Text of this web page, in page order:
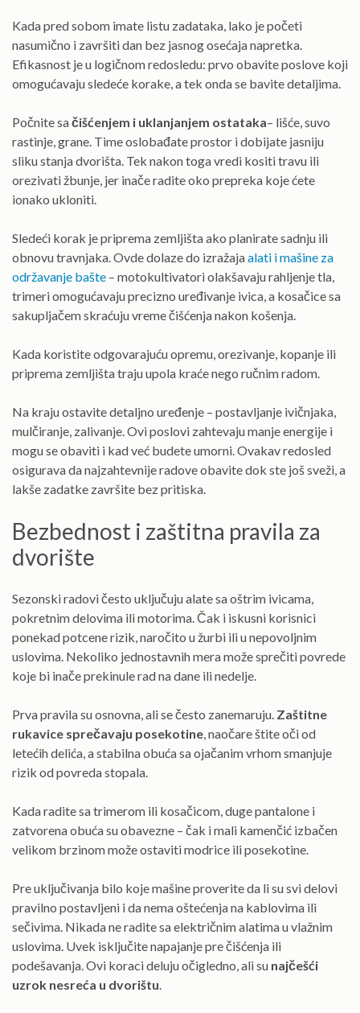
Kada pred sobom imate listu zadataka, lako je početi
nasumično i završiti dan bez jasnog osećaja napretka.
Efikasnost je u logičnom redosledu: prvo obavite poslove koji
omogućavaju sledeće korake, a tek onda se bavite detaljima.
Počnite sačišćenjem i uklanjanjem ostataka– lišće, suvo
rastinje, grane. Time oslobađate prostor i dobijate jasniju
sliku stanja dvorišta. Tek nakon toga vredi kositi travu ili
orezivati žbunje, jer inače radite oko prepreka koje ćete
ionako ukloniti.
Sledeći korak je priprema zemljišta ako planirate sadnju ili
obnovu travnjaka. Ovde dolaze do izražajaalati i mašine za
održavanje bašte – motokultivatori olakšavaju rahljenje tla,
trimeri omogućavaju precizno uređivanje ivica, a kosačice sa
sakupljačem skraćuju vreme čišćenja nakon košenja.
Kada koristite odgovarajuću opremu, orezivanje, kopanje ili
priprema zemljišta traju upola kraće nego ručnim radom.
Na kraju ostavite detaljno uređenje – postavljanje ivičnjaka,
mulčiranje, zalivanje. Ovi poslovi zahtevaju manje energije i
mogu se obaviti i kad već budete umorni. Ovakav redosled
osigurava da najzahtevnije radove obavite dok ste još sveži, a
lakše zadatke završite bez pritiska.
Bezbednost i zaštitna pravila za
dvorište
Sezonski radovi često uključuju alate sa oštrim ivicama,
pokretnim delovima ili motorima. Čak i iskusni korisnici
ponekad potcene rizik, naročito u žurbi ili u nepovoljnim
uslovima. Nekoliko jednostavnih mera može sprečiti povrede
koje bi inače prekinule rad na dane ili nedelje.
Prva pravila su osnovna, ali se često zanemaruju. Zaštitne
rukavice sprečavaju posekotine , naočare štite oči od
letećih delića, a stabilna obuća sa ojačanim vrhom smanjuje
rizik od povreda stopala.
Kada radite sa trimerom ili kosačicom, duge pantalone i
zatvorena obuća su obavezne – čak i mali kamenčić izbačen
velikom brzinom može ostaviti modrice ili posekotine.
Pre uključivanja bilo koje mašine proverite da li su svi delovi
pravilno postavljeni i da nema oštećenja na kablovima ili
sečivima. Nikada ne radite sa električnim alatima u vlažnim
uslovima. Uvek isključite napajanje pre čišćenja ili
podešavanja. Ovi koraci deluju očigledno, ali su najčešći
uzrok nesreća u dvorištu